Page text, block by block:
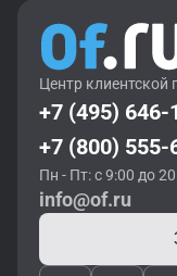
Центр клиентской
+7 (495) 646-
+7 (800) 555-
Пн - Пт: с 9:00 до
info@of.ru